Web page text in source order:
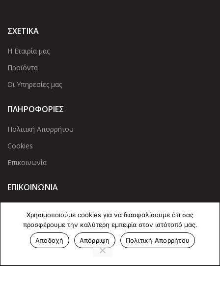
Δεν βρέθηκε κανένα προϊόν που να ταιριάζει
ΣΧΕΤΙΚΑ
Η Εταιρία μας
Προϊόντα
Οι Υπηρεσίες μας
ΠΛΗΡΟΦΟΡΙΕΣ
Πολιτική Απορρήτου
Cookies
Επικοινωνία
ΕΠΙΚΟΙΝΩΝΊΑ
+30 210 2 207 853
info@dcircle.gr
Χρησιμοποιούμε cookies για να διασφαλίσουμε ότι σας
προσφέρουμε την καλύτερη εμπειρία στον ιστότοπό μας.
Αποδοχή
Απόρριψη Πολιτική Απορρήτου